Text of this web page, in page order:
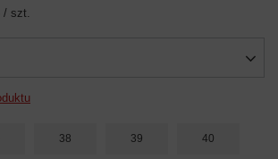
/ szt.
38 39 40